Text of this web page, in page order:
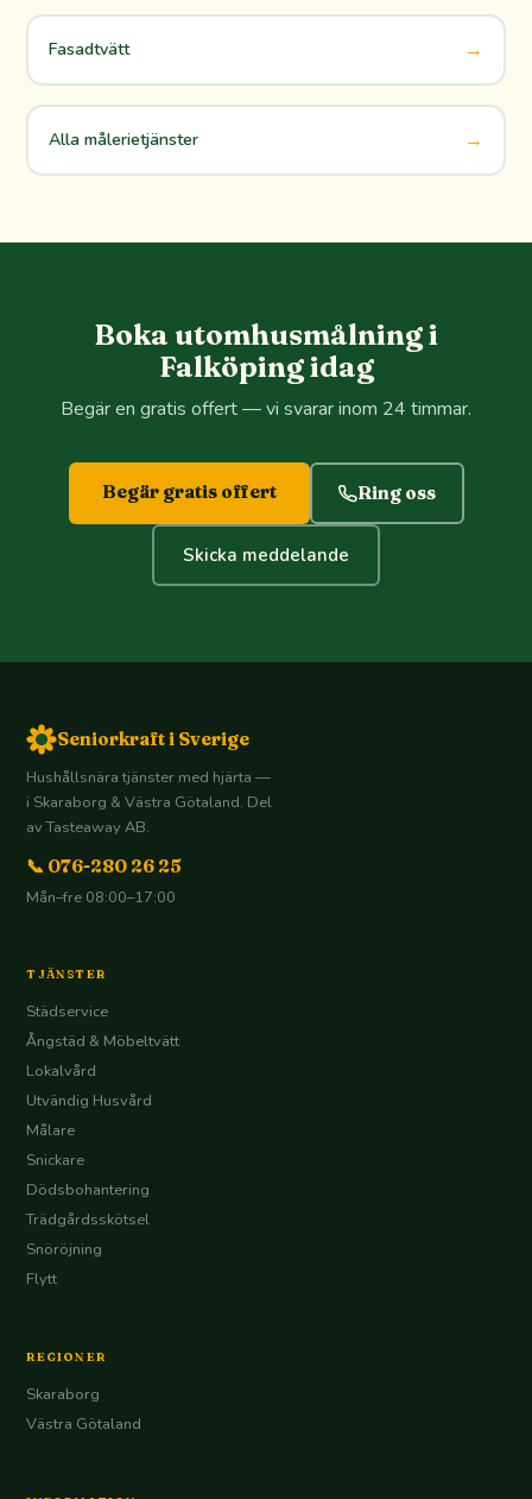
Fasadtvätt →
Alla målerietjänster →
Boka utomhusmålning i
Falköping idag
Begär en gratis offert — vi svarar inom 24 timmar.
Begär gratis offert Ring oss
Skicka meddelande
Seniorkraft i Sverige
Hushållsnära tjänster med hjärta —
i Skaraborg & Västra Götaland. Del
av Tasteaway AB.
📞 076-280 26 25
Mån–fre 08:00–17:00
TJÄNSTER
Städservice
Ångstäd & Möbeltvätt
Lokalvård
Utvändig Husvård
Målare
Snickare
Dödsbohantering
Trädgårdsskötsel
Snöröjning
Flytt
REGIONER
Skaraborg
Västra Götaland